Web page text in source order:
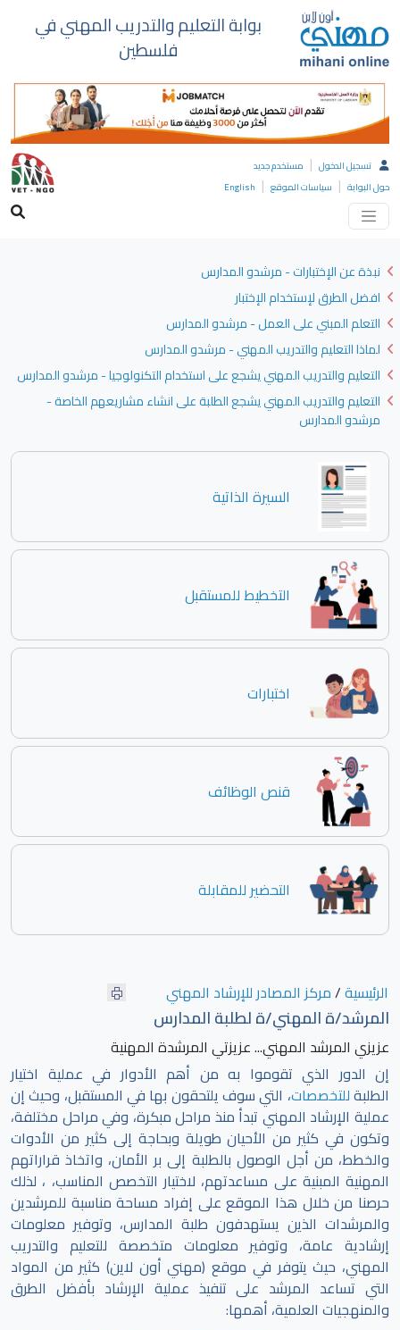
بوابة التعليم والتدريب المهني في
فلسطين
تسجيل الدخول | مستخدم جديد
حول البوابة | سياسات الموقع |
English
نبذة عن الإختبارات - مرشدو المدارس
افضل الطرق لإستخدام الإختبار
التعلم المبني على العمل - مرشدو المدارس
لماذا التعليم والتدريب المهني - مرشدو المدارس
التعليم والتدريب المهني يشجع على استخدام التكنولوجيا - مرشدو المدارس
التعليم والتدريب المهني يشجع الطلبة على انشاء مشاريعهم الخاصة -
مرشدو المدارس
السيرة الذاتية
التخطيط للمستقبل
اختبارات
قنص الوظائف
التحضير للمقابلة
الرئيسية/مركز المصادر للإرشاد المهني
المرشد/ة المهني/ة لطلبة المدارس
عزيزي المرشد المهني... عزيزتي المرشدة المهنية
إن الدور الذي تقوموا به من أهم الأدوار في عملية اختيار
الطلبةللتخصصات، التي سوف يلتحقون بها في المستقبل، وحيث إن
عملية الإرشاد المهني تبدأ منذ مراحل مبكرة، وفي مراحل مختلفة،
وتكون في كثير من الأحيان طويلة وبحاجة إلى كثير من الأدوات
والخطط، من أجل الوصول بالطلبة إلى بر الأمان، واتخاذ قراراتهم
المهنية المبنية على مساعدتهم، لاختيار التخصص المناسب، ، لذلك
حرصنا من خلال هذا الموقع على إفراد مساحة مناسبة للمرشدين
والمرشدات الذين يستهدفون طلبة المدارس، وتوفير معلومات
إرشادية عامة، وتوفير معلومات متخصصة للتعليم والتدريب
المهني، حيث يتوفر في موقع (مهني أون لاين) كثير من المواد
التي تساعد المرشد على تنفيذ عملية الإرشاد بأفضل الطرق
والمنهجيات العلمية، أهمها: